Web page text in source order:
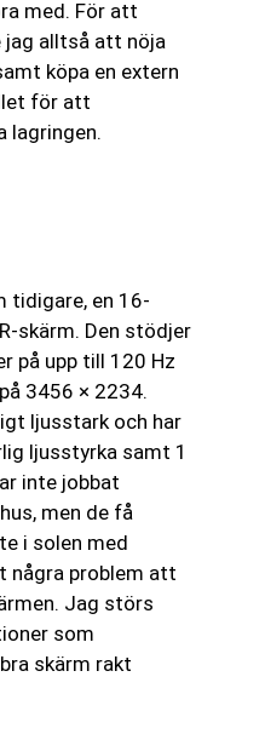
med. För att
jag alltså att nöja
köpa en extern
för att
lagringen.
tidigare, en 16-
skärm. Den stödjer
på upp till 120 Hz
3456 × 2234.
ljusstark och har
ljusstyrka samt 1
inte jobbat
men de få
i solen med
några problem att
Jag störs
som
skärm rakt